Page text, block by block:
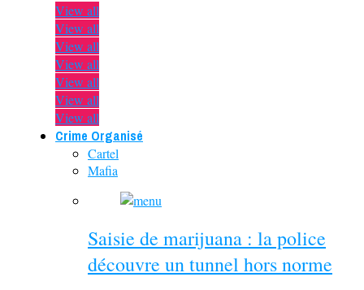
View all
View all
View all
View all
View all
View all
View all
Crime Organisé
Cartel
Mafia
Saisie de marijuana : la police
découvre un tunnel hors norme